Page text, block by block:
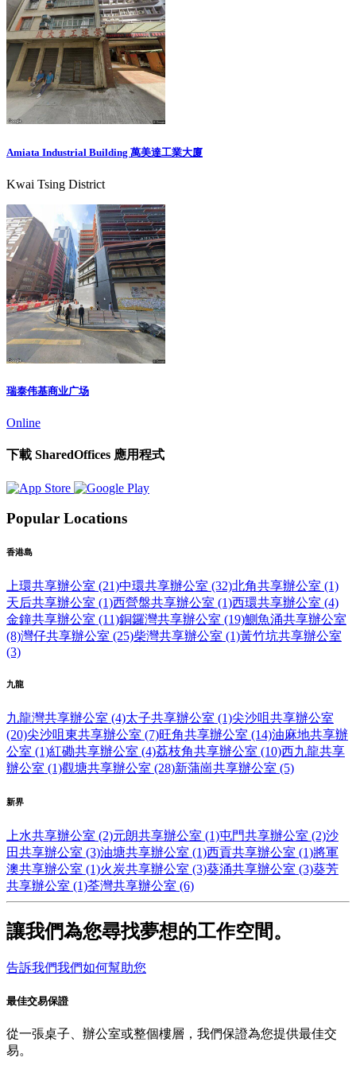
Amiata Industrial Building 萬美達工業大廈
Kwai Tsing District
瑞泰伟基商业广场
Online
下載 SharedOffices 應用程式
Popular Locations
香港島
上環共享辦公室 (21)中環共享辦公室 (32)北角共享辦公室 (1)
天后共享辦公室 (1)西營盤共享辦公室 (1)西環共享辦公室 (4)
金鐘共享辦公室 (11)銅鑼灣共享辦公室 (19)鰂魚涌共享辦公室
(8)灣仔共享辦公室 (25)柴灣共享辦公室 (1)黃竹坑共享辦公室
(3)
九龍
九龍灣共享辦公室 (4)太子共享辦公室 (1)尖沙咀共享辦公室
(20)尖沙咀東共享辦公室 (7)旺角共享辦公室 (14)油麻地共享辦
公室 (1)紅磡共享辦公室 (4)荔枝角共享辦公室 (10)西九龍共享
辦公室 (1)觀塘共享辦公室 (28)新蒲崗共享辦公室 (5)
新界
上水共享辦公室 (2)元朗共享辦公室 (1)屯門共享辦公室 (2)沙
田共享辦公室 (3)油塘共享辦公室 (1)西貢共享辦公室 (1)將軍
澳共享辦公室 (1)火炭共享辦公室 (3)葵涌共享辦公室 (3)葵芳
共享辦公室 (1)荃灣共享辦公室 (6)
讓我們為您尋找夢想的工作空間。
告訴我們我們如何幫助您
最佳交易保證
從一張桌子、辦公室或整個樓層，我們保證為您提供最佳交
易。